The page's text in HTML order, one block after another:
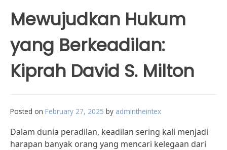
Mewujudkan Hukum
yang Berkeadilan:
Kiprah David S. Milton
Posted on February 27, 2025 by admintheintex
Dalam dunia peradilan, keadilan sering kali menjadi
harapan banyak orang yang mencari kelegaan dari